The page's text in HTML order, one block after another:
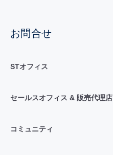
お問合せ
STオフィス
セールスオフィス & 販売代理店
コミュニティ